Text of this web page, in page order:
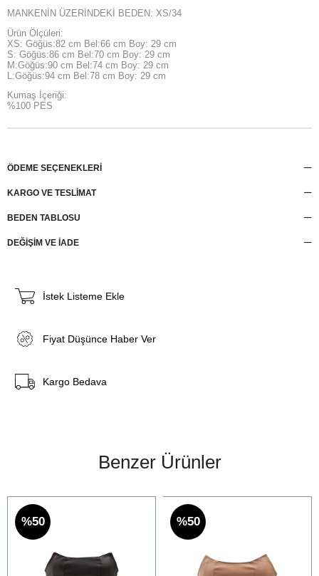
MANKENİN ÜZERİNDEKİ BEDEN: XS/34
Ürün Ölçüleri:
XS: Göğüs:82 cm Bel:66 cm Boy: 29 cm
S: Göğüs:86 cm Bel:70 cm Boy: 29 cm
M:Göğüs:90 cm Bel:74 cm Boy: 29 cm
L:Göğüs:94 cm Bel:78 cm Boy: 29 cm
Kumaş İçeriği:
%100 PES
ÖDEME SEÇENEKLERI
KARGO VE TESLİMAT
BEDEN TABLOSU
DEĞİŞİM VE İADE
İstek Listeme Ekle
Fiyat Düşünce Haber Ver
Kargo Bedava
Benzer Ürünler
%50 %50